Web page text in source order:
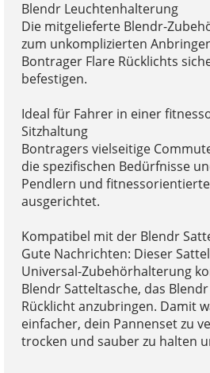
Blendr Leuchtenhalterung
Die mitgelieferte Blendr-
zum unkomplizierten
Bontrager Flare Rücklichts
befestigen.
Ideal für Fahrer in einer
Sitzhaltung
Bontragers vielseitige
die spezifischen Bedürfnisse
Pendlern und
ausgerichtet.
Kompatibel mit der Blendr
Gute Nachrichten: Dieser
Universal-Zubehörhalterung
Blendr Satteltasche, das
Rücklicht anzubringen. Damit
einfacher, dein Pannenset zu
trocken und sauber zu halten